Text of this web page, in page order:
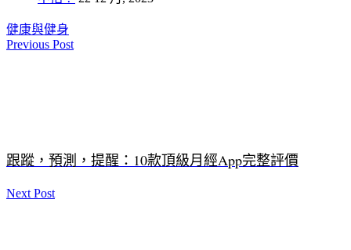
健康與健身
Previous Post
跟蹤，預測，提醒：10款頂級月經App完整評價
Next Post